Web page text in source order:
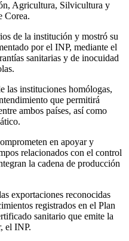
Agricultura, Silvicultura y
Corea.
de la institución y mostró su
por el INP, mediante el
sanitarias y de inocuidad
las instituciones homólogas,
que permitirá
ambos países, así como
en apoyar y
relacionados con el control
la cadena de producción
exportaciones reconocidas
registrados en el Plan
sanitario que emite la
el INP.